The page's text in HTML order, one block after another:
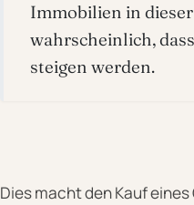
Immobilien in
wahrscheinlich,
steigen werden.
Dies macht den Kauf